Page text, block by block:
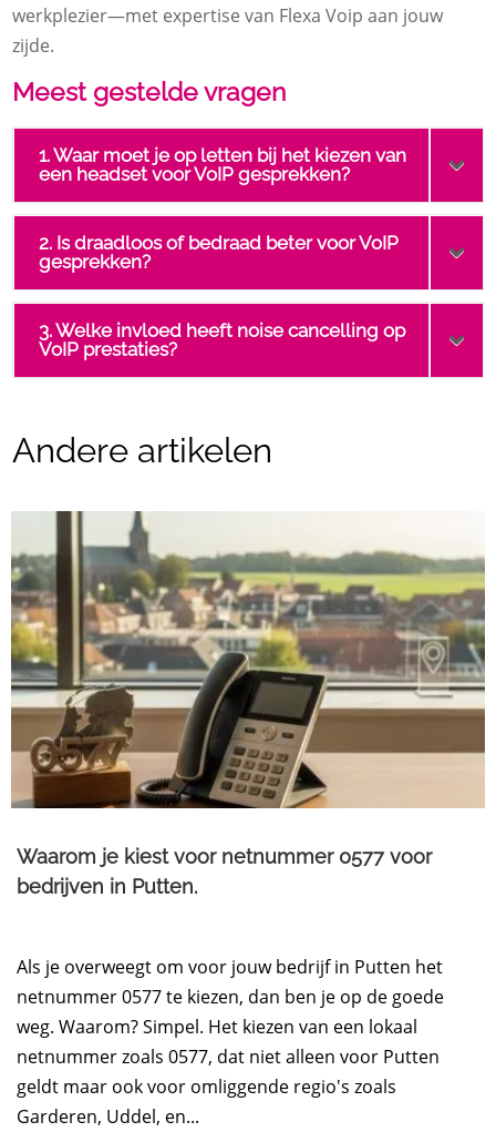
werkplezier—met expertise van Flexa Voip aan jouw
zijde.
Meest gestelde vragen
1. Waar moet je op letten bij het kiezen van
een headset voor VoIP gesprekken?
2. Is draadloos of bedraad beter voor VoIP
gesprekken?
3. Welke invloed heeft noise cancelling op
VoIP prestaties?
Andere artikelen
Waarom je kiest voor netnummer 0577 voor
bedrijven in Putten.​
Als je overweegt om voor jouw bedrijf in Putten het
netnummer 0577 te kiezen, dan ben je op de goede
weg. Waarom? Simpel. Het kiezen van een lokaal
netnummer zoals 0577, dat niet alleen voor Putten
geldt maar ook voor omliggende regio's zoals
Garderen, Uddel, en...